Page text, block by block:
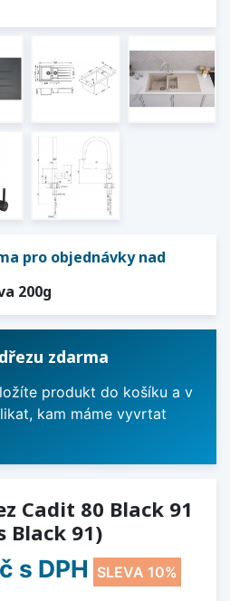
pro objednávky nad
200g
zdarma
produkt do košíku a v
kam máme vyvrtat
Cadit 80 Black 91
Black 91)
s DPH SLEVA 10%